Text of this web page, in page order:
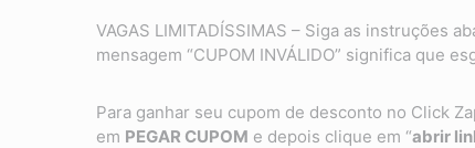
VAGAS LIMITADÍSSIMAS – Siga as instruções
mensagem “CUPOM INVÁLIDO” significa que
Para ganhar seu cupom de desconto no Click
em PEGAR CUPOM e depois clique em “abrir